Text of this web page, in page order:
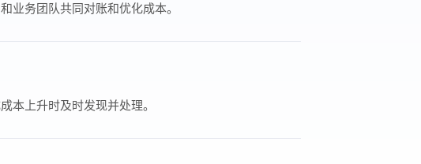
业务团队共同对账和优化成本。
本上升时及时发现并处理。